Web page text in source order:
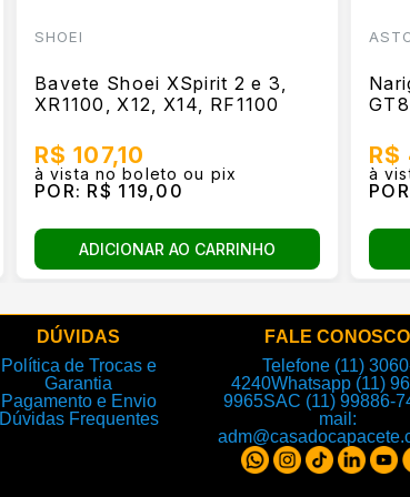
SHOEI
Bavete Shoei XSpirit 2 e 3,
XR1100, X12, X14, RF1100
R$ 107,10
à vista no boleto ou pix
POR: R$ 119,00
ADICIONAR AO CARRINHO
R$
à
DÚVIDAS
Política de Trocas e
Garantia
Pagamento e Envio
Dúvidas Frequentes
FALE CONOSCO
Telefone (11)
4240Whatsapp (11)
9965SAC (11) 99886-
mail: